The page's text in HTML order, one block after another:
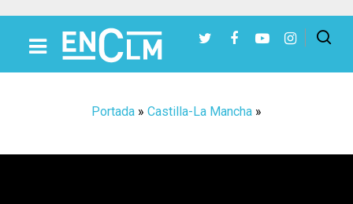
Portada » Castilla-La Mancha »